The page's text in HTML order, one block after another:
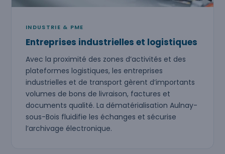
INDUSTRIE & PME
Entreprises industrielles et logistiques
Avec la proximité des zones d’activités et des
plateformes logistiques, les entreprises
industrielles et de transport gèrent d’importants
volumes de bons de livraison, factures et
documents qualité. La dématérialisation Aulnay-
sous-Bois fluidifie les échanges et sécurise
l’archivage électronique.